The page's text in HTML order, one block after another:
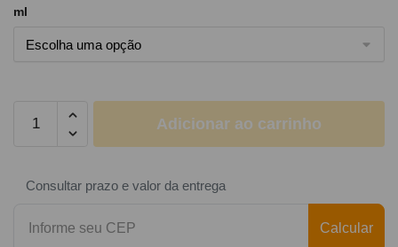
ml
Adicionar ao carrinho
Consultar prazo e valor da entrega
Calcular